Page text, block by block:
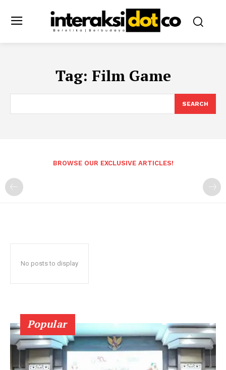
Tag: Film Game
SEARCH
BROWSE OUR EXCLUSIVE ARTICLES!
No posts to display
Popular